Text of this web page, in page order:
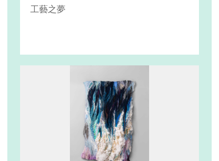
工藝之夢